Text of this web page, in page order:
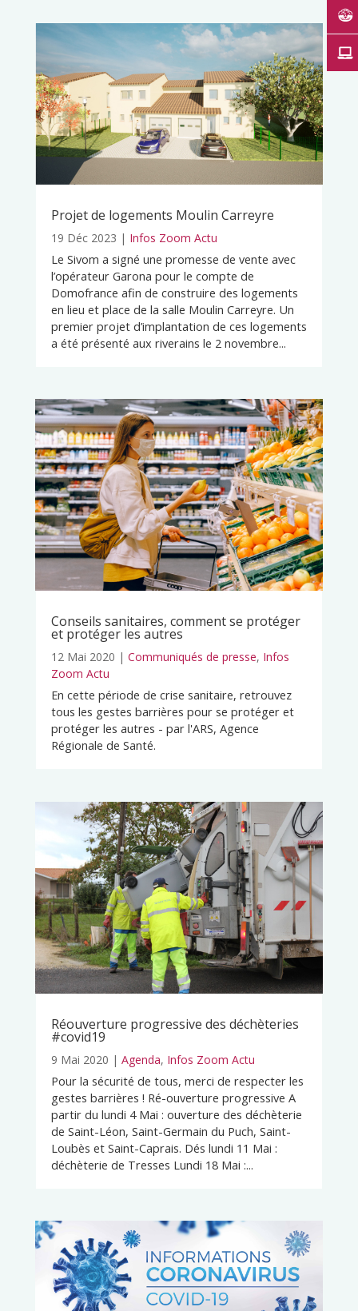
Projet de logements Moulin Carreyre
19 Déc 2023 | Infos Zoom Actu
Le Sivom a signé une promesse de vente avec
l’opérateur Garona pour le compte de
Domofrance afin de construire des logements
en lieu et place de la salle Moulin Carreyre. Un
premier projet d’implantation de ces logements
a été présenté aux riverains le 2 novembre...
Conseils sanitaires, comment se protéger
et protéger les autres
12 Mai 2020 | Communiqués de presse, Infos
Zoom Actu
En cette période de crise sanitaire, retrouvez
tous les gestes barrières pour se protéger et
protéger les autres - par l'ARS, Agence
Régionale de Santé.
Réouverture progressive des déchèteries
#covid19
9 Mai 2020 | Agenda, Infos Zoom Actu
Pour la sécurité de tous, merci de respecter les
gestes barrières ! Ré-ouverture progressive A
partir du lundi 4 Mai : ouverture des déchèterie
de Saint-Léon, Saint-Germain du Puch, Saint-
Loubès et Saint-Caprais. Dés lundi 11 Mai :
déchèterie de Tresses Lundi 18 Mai :...